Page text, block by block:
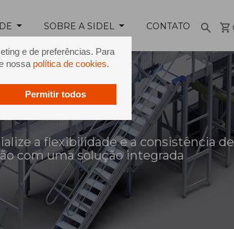
e de preferências. Para
nossa política de cookies.
Permitir todos
SOBRE A SIDEL CONTATO
a flexibilidade e a consistência de
com uma solução integrada